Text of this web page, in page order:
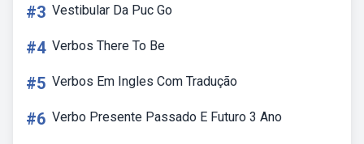
#3 Vestibular Da Puc Go
#4 Verbos There To Be
#5 Verbos Em Ingles Com Tradução
#6 Verbo Presente Passado E Futuro 3 Ano